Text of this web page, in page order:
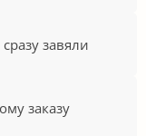
завяли
заказу